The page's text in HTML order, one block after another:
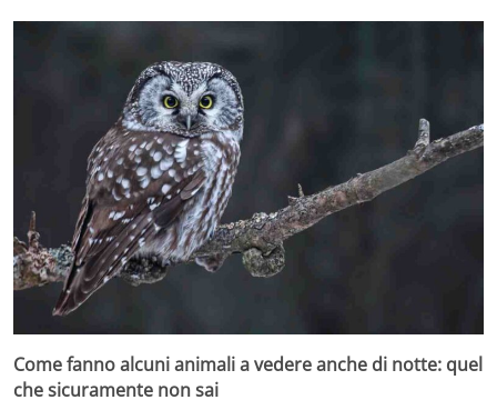
Come fanno alcuni animali a vedere anche di notte: quel
che sicuramente non sai